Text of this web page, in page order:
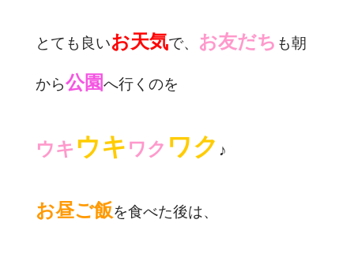
とても良いお天気で、 お友だち も朝
から公園へ行くのを
ウキ ウキ ワク ワク ♪
お昼ご飯を食べた後は、